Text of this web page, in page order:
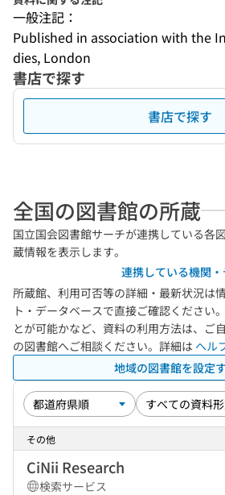
一般注記：
Published in association with the
dies, London
書店で探す
書店で探す
全国の図書館の所蔵
国立国会図書館サーチが連携している各
蔵情報を表示します。
連携している機関
所蔵館、利用可否等の詳細・最新状況は
ト・データベースで直接ご確認ください
とが可能かなど、資料の利用方法は、ご
の図書館へご相談ください。詳細は ヘル
地域の図書館を設定
その他
CiNii Research
検索サービス